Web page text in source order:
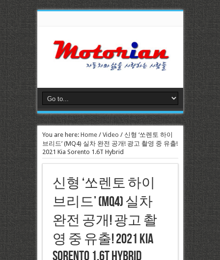
You are here: Home/ Video / 신형 ‘쏘렌토 하이
브리드’ (MQ4) 실차 완전 공개! 광고 촬영 중 유출!
2021 Kia Sorento 1.6T Hybrid
신형 ‘쏘렌토 하이
브리드’ (MQ4) 실차
완전 공개! 광고 촬
영 중 유출! 2021 Kia
Sorento 1.6T Hybrid